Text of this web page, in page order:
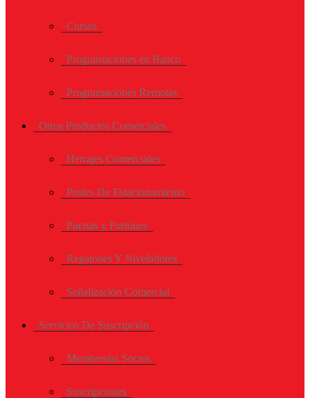
Cursos
Programaciones en Banco
Programaciones Remotas
Otros Productos Comerciales
Herrajes Comerciales
Postes De Estacionamiento
Puertas y Portónes
Regatones Y Niveladores
Señalización Comercial
Servicios De Suscripción
Membresías Socios
Suscripciones